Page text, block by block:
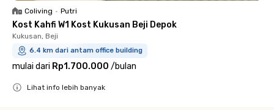
Coliving • Putri
Kost Kahfi W1 Kost Kukusan Beji Depok
Kukusan, Beji
6.4 km dari antam office building
mulai dari Rp1.700.000 /bulan
Lihat info lebih banyak